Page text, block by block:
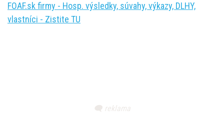
FOAF.sk firmy - Hosp. výsledky, súvahy, výkazy, DLHY,
vlastníci - Zistite TU